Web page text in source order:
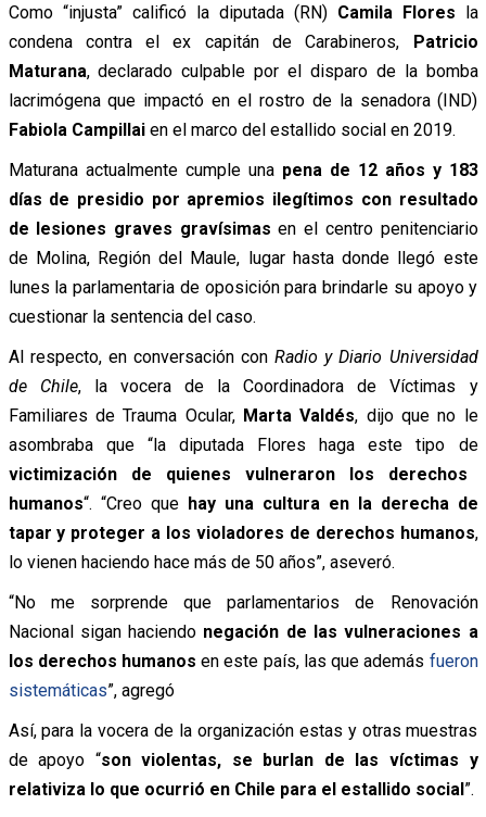
Como “injusta” calificó la diputada (RN) Camila Flores la
condena contra el ex capitán de Carabineros, Patricio
Maturana, declarado culpable por el disparo de la bomba
lacrimógena que impactó en el rostro de la senadora (IND)
Fabiola Campillaien el marco del estallido social en 2019.
Maturana actualmente cumple una pena de 12 años y 183
días de presidio por apremios ilegítimos con resultado
de lesiones graves gravísimas en el centro penitenciario
de Molina, Región del Maule, lugar hasta donde llegó este
lunes la parlamentaria de oposición para brindarle su apoyo y
cuestionar la sentencia del caso.
Al respecto, en conversación conRadio y Diario Universidad
de Chile, la vocera de la Coordinadora de Víctimas y
Familiares de Trauma Ocular, Marta Valdés, dijo que no le
asombraba que “la diputada Flores haga este tipo de
victimización de quienes vulneraron los derechos
humanos“. “Creo que hay una cultura en la derecha de
tapar y proteger a los violadores de derechos humanos,
lo vienen haciendo hace más de 50 años”, aseveró.
“No me sorprende que parlamentarios de Renovación
Nacional sigan haciendo negación de las vulneraciones a
los derechos humanos en este país, las que además fueron
sistemáticas”, agregó
Así, para la vocera de la organización estas y otras muestras
de apoyo “son violentas, se burlan de las víctimas y
relativiza lo que ocurrió en Chile para el estallido social”.